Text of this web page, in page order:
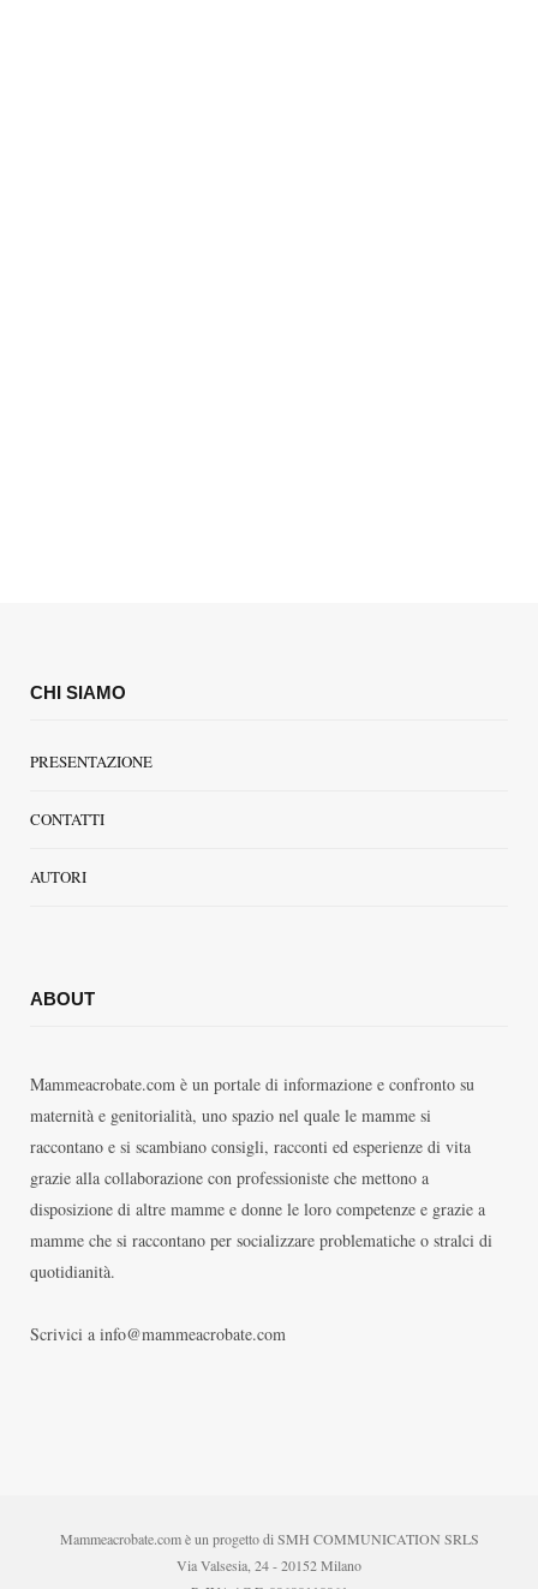
CHI SIAMO
PRESENTAZIONE
CONTATTI
AUTORI
ABOUT
Mammeacrobate.com è un portale di informazione e confronto su
maternità e genitorialità, uno spazio nel quale le mamme si
raccontano e si scambiano consigli, racconti ed esperienze di vita
grazie alla collaborazione con professioniste che mettono a
disposizione di altre mamme e donne le loro competenze e grazie a
mamme che si raccontano per socializzare problematiche o stralci di
quotidianità.
Scrivici a info@mammeacrobate.com
Mammeacrobate.com è un progetto di SMH COMMUNICATION SRLS
Via Valsesia, 24 - 20152 Milano